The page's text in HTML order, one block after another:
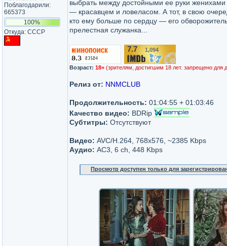
Поблагодарили:
665373
100%
Откуда: СССР
выбрать между достойными ее руки
— красавцем и ловеласом. А тот, в свою
кто ему больше по сердцу — его
прелестная служанка...
7.7 1,094
Возраст: 18+ (зрителям, достигшим 18 лет. запрещено для
Релиз от: NNMCLUB
Продолжительность: 01:04:55 + 01:03:46
Качество видео: BDRip
Субтитры: Отсутствуют
Видео: AVC/H.264, 768x576, ~2385 Kbps
Аудио: AC3, 6 ch, 448 Kbps
Просмотр доступен только для